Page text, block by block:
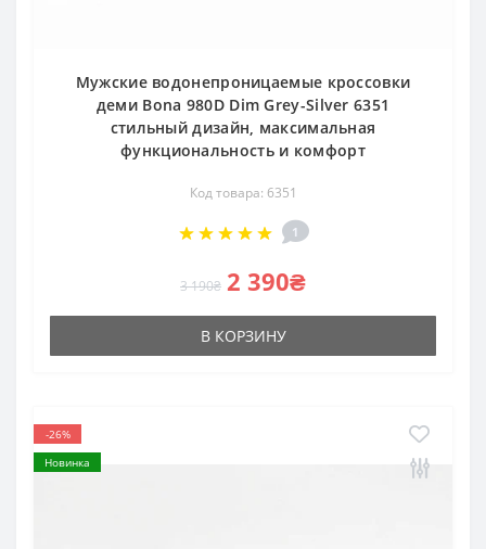
Мужские водонепроницаемые кроссовки
деми Bona 980D Dim Grey-Silver 6351
стильный дизайн, максимальная
функциональность и комфорт
Код товара: 6351
1
3 190₴ 2 390₴
В КОРЗИНУ
-26%
Новинка